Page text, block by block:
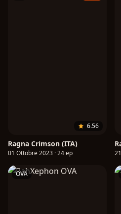
6.56
Ragna Crimson (ITA)
01 Ottobre 2023 · 24 ep
OVA